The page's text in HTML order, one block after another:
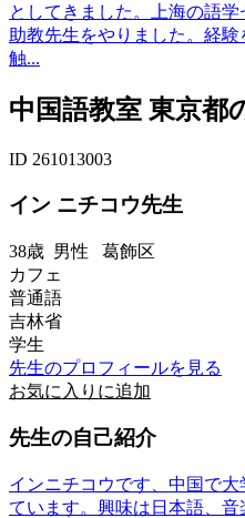
としてきました。上海の語
助教先生をやりました。経
触...
中国語教室 東京都
ID 261013003
イン ニチコウ先生
38歳 男性 葛飾区
カフェ
普通語
吉林省
学生
先生のプロフィールを見る
お気に入りに追加
先生の自己紹介
インニチコウです、中国で
ています。興味は日本語、